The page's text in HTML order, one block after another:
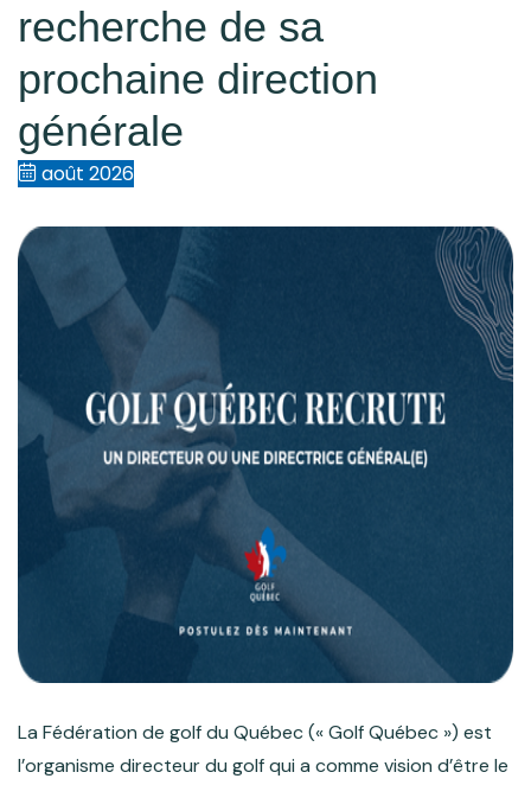
recherche de sa
prochaine direction
générale
août 2026
La Fédération de golf du Québec (« Golf Québec ») est
l’organisme directeur du golf qui a comme vision d’être le